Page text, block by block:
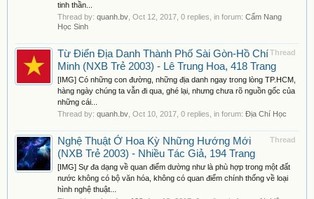
tinh thần...
Thread by: quanh.bv Oct 12, 2017 , 0 replies, in forum: Cẩm Nang
Học Sinh
Thread
Từ Điển Địa Danh Thành Phố Sài Gòn-Hồ Chí
Minh (NXB Trẻ 2003) - Lê Trung Hoa, 418 Trang
[IMG] Có những con đường, những địa danh ngay trong lòng TP.HCM,
hàng ngày chúng ta vẫn đi qua, ghé lại, nhưng chưa rõ nguồn gốc của
những cái...
Thread by: quanh.bv Oct 10, 2017 , 0 replies, in forum: Địa Chí Học
Thread
Nghệ Thuật Ở Hoa Kỳ Những Hướng Mới
(NXB Trẻ 2003) - Nhiều Tác Giả, 194 Trang
[IMG] Sự đa dạng về quan điểm dường như là phù hợp trong một đất
nước không có bộ văn hóa, không có quan điểm chính thống về loại
hình nghệ thuật...